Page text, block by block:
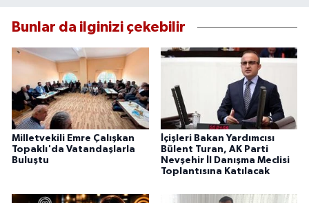
Bunlar da ilginizi çekebilir
Milletvekili Emre Çalışkan
Topaklı'da Vatandaşlarla
Buluştu
İçişleri Bakan Yardımcısı
Bülent Turan, AK Parti
Nevşehir İl Danışma Meclisi
Toplantısına Katılacak